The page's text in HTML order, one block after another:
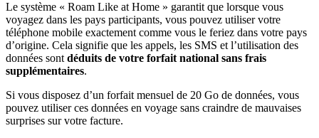
Le système « Roam Like at Home » garantit que lorsque vous
voyagez dans les pays participants, vous pouvez utiliser votre
téléphone mobile exactement comme vous le feriez dans votre pays
d’origine. Cela signifie que les appels, les SMS et l’utilisation des
données sont déduits de votre forfait national sans frais
supplémentaires.
Si vous disposez d’un forfait mensuel de 20 Go de données, vous
pouvez utiliser ces données en voyage sans craindre de mauvaises
surprises sur votre facture.